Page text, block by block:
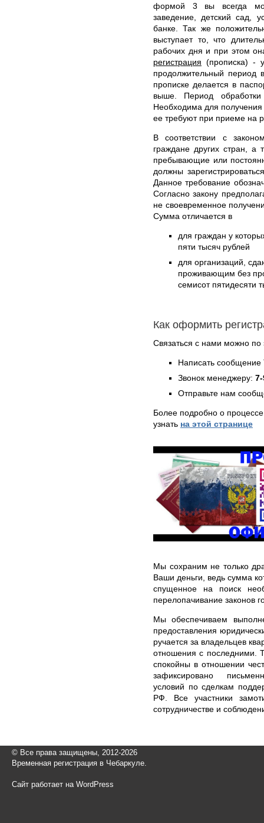
формой 3 вы всегда
заведение, детский сад,
банке. Так же
выступает то, что
рабочих дня и при этом
регистрация (прописка) -
продолжительный
прописке делается в
выше. Период
Необходима для получения
ее требуют при приеме на
В соответствии с
граждане других стран, а
пребывающие или
должны
Данное требование
Согласно закону
не своевременное
Сумма отличается в
для граждан у
пяти тысяч рублей
для организаций,
проживающим без
семисот пятидесяти
Как оформить
Связаться с нами можно по
Написать
Звонок менеджеру:
Отправьте нам
Более подробно о
узнать на этой странице
Мы сохраним не только
Ваши деньги, ведь сумма
спущенное на поиск
перелопачивание законов
Мы обеспечиваем
предоставления
ручается за владельцев
отношения с последними.
спокойны в отношении
зафиксировано
условий по сделкам
РФ. Все участники
сотрудничестве и
© Все права защищены, 2012-2026
Временная регистрация в Чебаркуле.
Сайт работает на WordPress